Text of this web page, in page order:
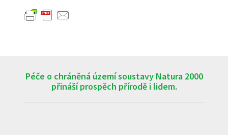
Péče o chráněná území soustavy Natura 2000
přináší prospěch přírodě i lidem.